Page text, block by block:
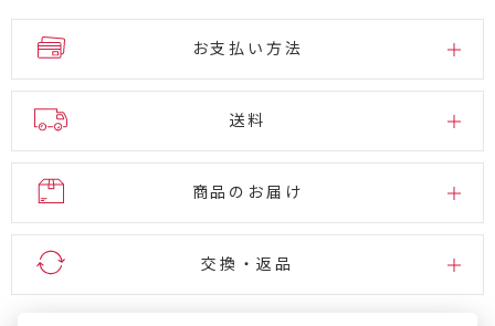
お支払い方法
送料
商品のお届け
交換・返品